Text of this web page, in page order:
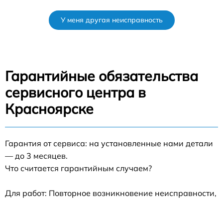
У меня другая неисправность
Гарантийные обязательства
сервисного центра в
Красноярске
Гарантия от сервиса: на установленные нами детали
— до 3 месяцев.
Что считается гарантийным случаем?
Для работ: Повторное возникновение неисправности,